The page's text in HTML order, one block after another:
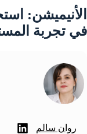
الأنيميشن:
في تجربة
روان سالم